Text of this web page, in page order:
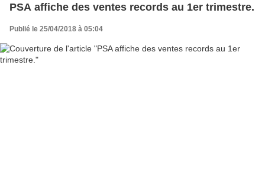
PSA affiche des ventes records au 1er trimestre.
Publié le 25/04/2018 à 05:04